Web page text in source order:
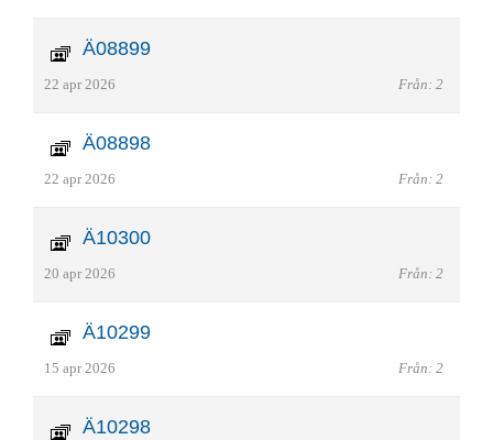
Ä08899
22 apr 2026 Från: 2
Ä08898
22 apr 2026 Från: 2
Ä10300
20 apr 2026 Från: 2
Ä10299
15 apr 2026 Från: 2
Ä10298